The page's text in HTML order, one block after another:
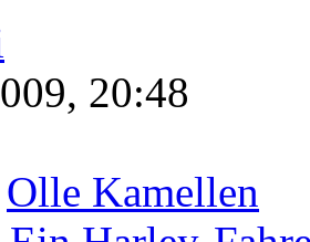
20:48
Olle Kamellen